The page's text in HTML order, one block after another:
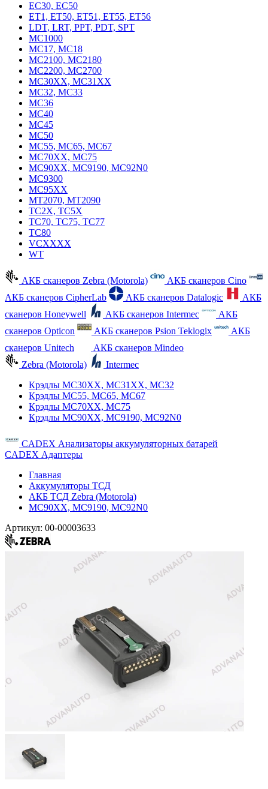
EC30, EC50
ET1, ET50, ET51, ET55, ET56
LDT, LRT, PPT, PDT, SPT
MC1000
MC17, MC18
MC2100, MC2180
MC2200, MC2700
MC30XX, MC31XX
MC32, MC33
MC36
MC40
MC45
MC50
MC55, MC65, MC67
MC70XX, MC75
MC90XX, MC9190, MC92N0
MC9300
MC95XX
MT2070, MT2090
TC2X, TC5X
TC70, TC75, TC77
TC80
VCXXXX
WT
АКБ сканеров Zebra (Motorola)
АКБ сканеров Cino
АКБ сканеров CipherLab
АКБ сканеров Datalogic
АКБ
сканеров Honeywell
АКБ сканеров Intermec
АКБ
сканеров Opticon
АКБ сканеров Psion Teklogix
АКБ
сканеров Unitech
АКБ сканеров Mindeo
Zebra (Motorola)
Intermec
Крэдлы MC30XX, MC31XX, MC32
Крэдлы MC55, MC65, MC67
Крэдлы MC70XX, MC75
Крэдлы MC90XX, MC9190, MC92N0
CADEX Анализаторы аккумуляторных батарей
CADEX Адаптеры
Главная
Аккумуляторы ТСД
АКБ ТСД Zebra (Motorola)
MC90XX, MC9190, MC92N0
Артикул: 00-00003633